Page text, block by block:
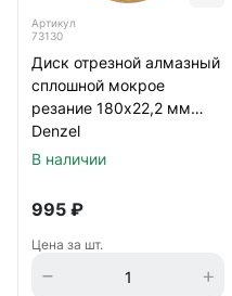
Артикул
73130
Диск отрезной алмазный
сплошной мокрое
резание 180х22,2 мм
Denzel
В наличии
995 ₽
Цена за шт.